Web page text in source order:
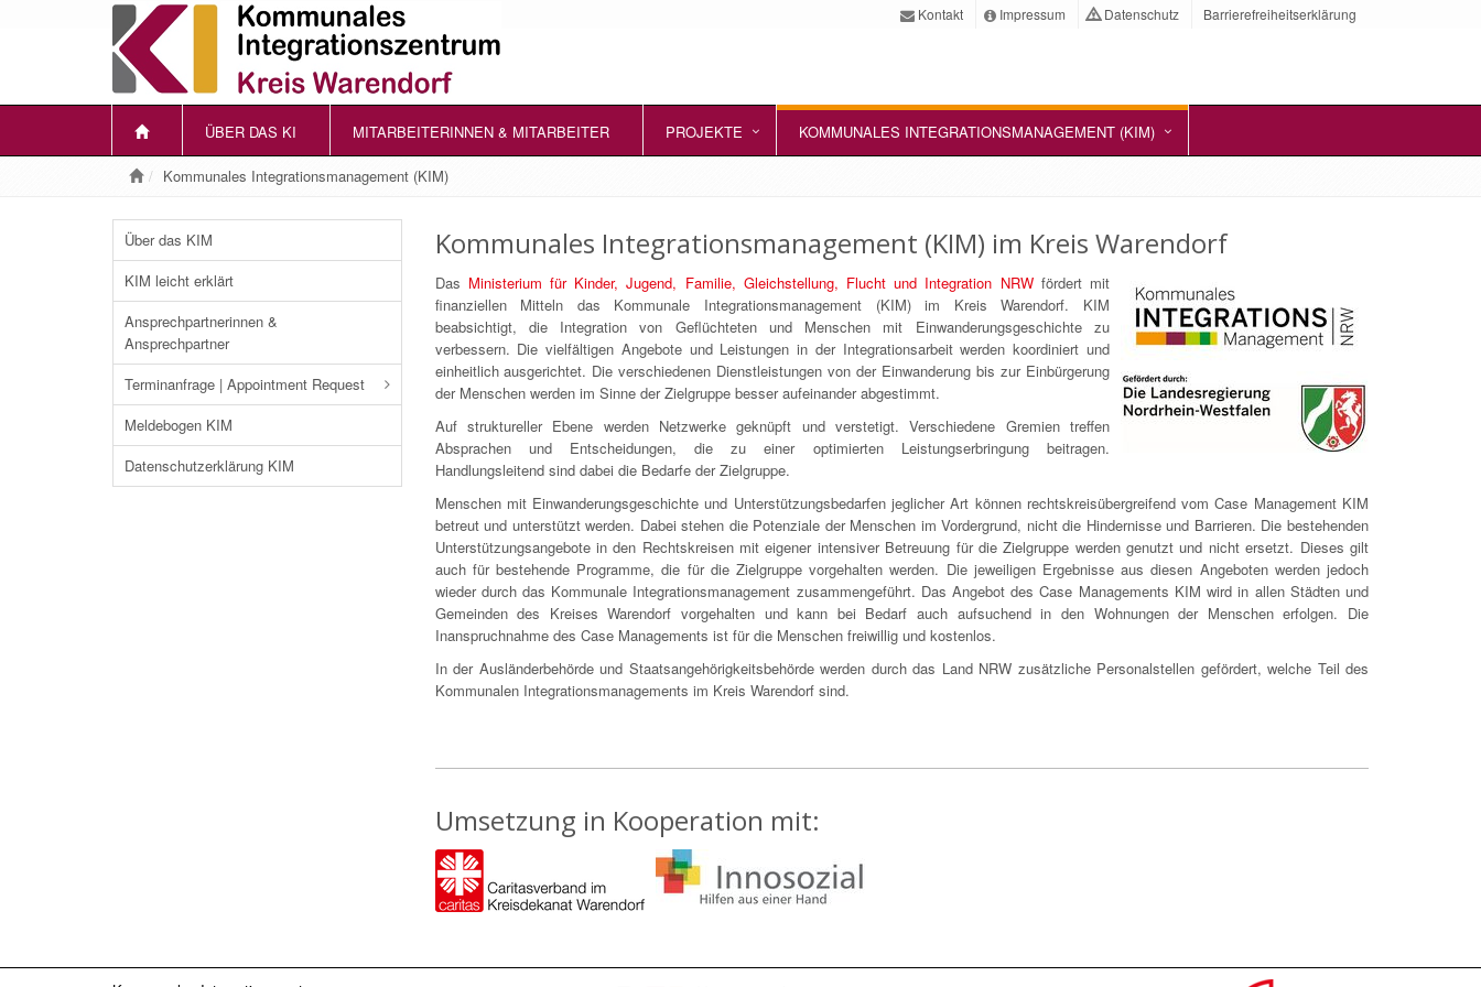
Kontakt Impressum Datenschutz Barrierefreiheitserklärung
ÜBER DAS KI MITARBEITERINNEN & MITARBEITER PROJEKTE KOMMUNALES INTEGRATIONSMANAGEMENT (KIM)
Kommunales Integrationsmanagement (KIM)
Über das KIM
KIM leicht erklärt
Ansprechpartnerinnen &
Ansprechpartner
Terminanfrage | Appointment Request
Meldebogen KIM
Datenschutzerklärung KIM
Kommunales Integrationsmanagement (KIM) im Kreis Warendorf
Das Ministerium für Kinder, Jugend, Familie, Gleichstellung, Flucht und Integration NRWfördert mit
finanziellen Mitteln das Kommunale Integrationsmanagement (KIM) im Kreis Warendorf. KIM
beabsichtigt, die Integration von Geflüchteten und Menschen mit Einwanderungsgeschichte zu
verbessern. Die vielfältigen Angebote und Leistungen in der Integrationsarbeit werden koordiniert und
einheitlich ausgerichtet. Die verschiedenen Dienstleistungen von der Einwanderung bis zur Einbürgerung
der Menschen werden im Sinne der Zielgruppe besser aufeinander abgestimmt.
Auf struktureller Ebene werden Netzwerke geknüpft und verstetigt. Verschiedene Gremien treffen
Absprachen und Entscheidungen, die zu einer optimierten Leistungserbringung beitragen.
Handlungsleitend sind dabei die Bedarfe der Zielgruppe.
Menschen mit Einwanderungsgeschichte und Unterstützungsbedarfen jeglicher Art können rechtskreisübergreifend vom Case Management KIM
betreut und unterstützt werden. Dabei stehen die Potenziale der Menschen im Vordergrund, nicht die Hindernisse und Barrieren. Die bestehenden
Unterstützungsangebote in den Rechtskreisen mit eigener intensiver Betreuung für die Zielgruppe werden genutzt und nicht ersetzt. Dieses gilt
auch für bestehende Programme, die für die Zielgruppe vorgehalten werden. Die jeweiligen Ergebnisse aus diesen Angeboten werden jedoch
wieder durch das Kommunale Integrationsmanagement zusammengeführt. Das Angebot des Case Managements KIM wird in allen Städten und
Gemeinden des Kreises Warendorf vorgehalten und kann bei Bedarf auch aufsuchend in den Wohnungen der Menschen erfolgen. Die
Inanspruchnahme des Case Managements ist für die Menschen freiwillig und kostenlos.
In der Ausländerbehörde und Staatsangehörigkeitsbehörde werden durch das Land NRW zusätzliche Personalstellen gefördert, welche Teil des
Kommunalen Integrationsmanagements im Kreis Warendorf sind.
Umsetzung in Kooperation mit: